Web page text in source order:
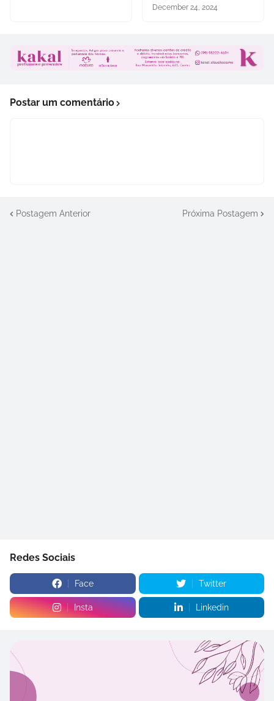
December 24, 2024
Postar um comentário
Postagem Anterior Próxima Postagem
Redes Sociais
Face Twitter
Insta Linkedin